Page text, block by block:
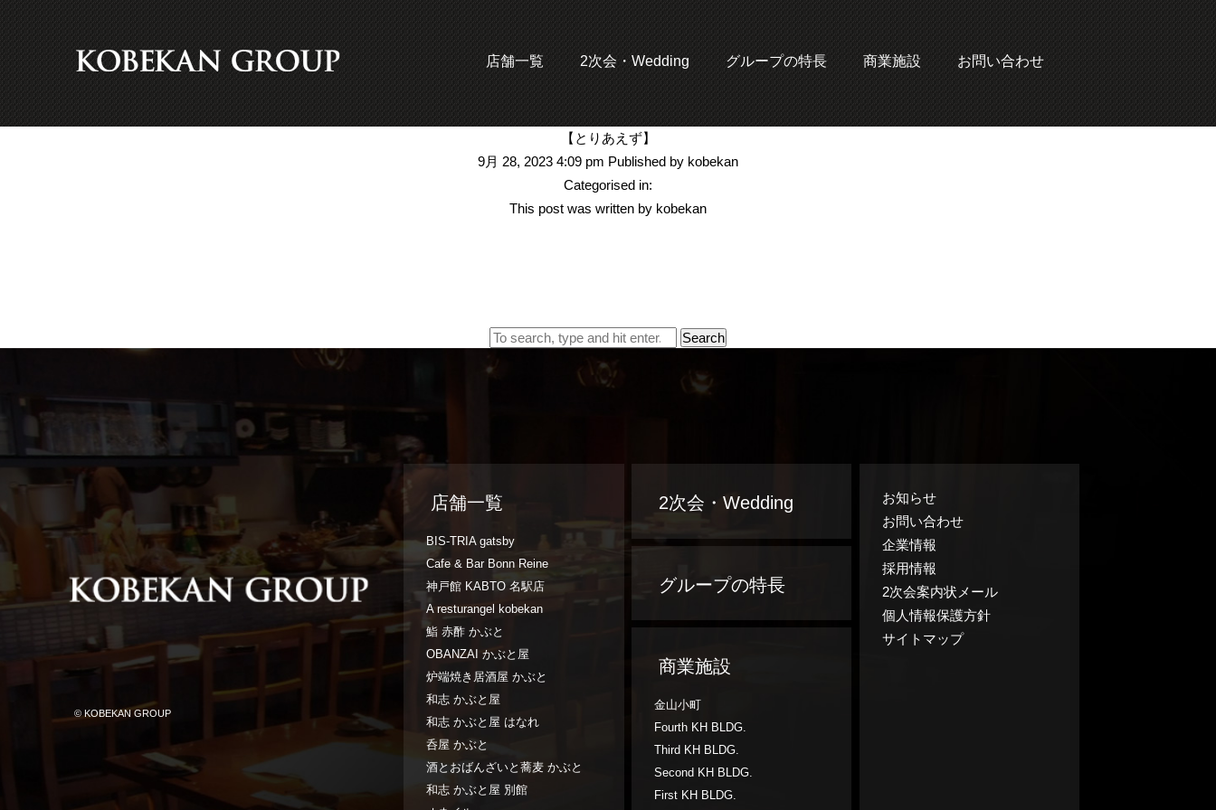
店舗一覧 2次会・Wedding グループの特長 商業施設 お問い合わせ
【とりあえず】
9月 28, 2023 4:09 pm Published by kobekan
Categorised in:
This post was written by kobekan
Search
© KOBEKAN GROUP
店舗一覧
BIS-TRIA gatsby
Cafe & Bar Bonn Reine
神戸館 KABTO 名駅店
A resturangel kobekan
鮨 赤酢 かぶと
OBANZAI かぶと屋
炉端焼き居酒屋 かぶと
和志 かぶと屋
和志 かぶと屋 はなれ
呑屋 かぶと
酒とおばんざいと蕎麦 かぶと
和志 かぶと屋 別館
2次会・Wedding
グループの特長
商業施設
金山小町
Fourth KH BLDG.
Third KH BLDG.
Second KH BLDG.
First KH BLDG.
お知らせ
お問い合わせ
企業情報
採用情報
2次会案内状メール
個人情報保護方針
サイトマップ